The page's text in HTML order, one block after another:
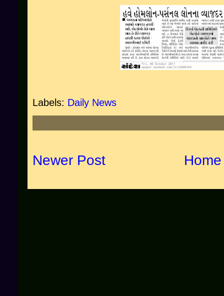
Labels: Daily News
Newer Post Home